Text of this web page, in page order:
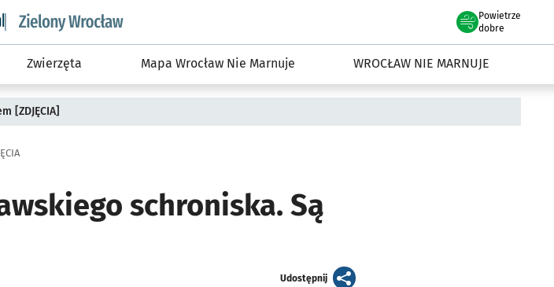
wroclaw.pl podserwis: Środowisko we Wrocławiu
Powietrze
we Wrocławiu
dobre
Zwierzęta Mapa Wrocław Nie Marnuje WROCŁAW NIE MARNUJE
[ZDJĘCIA]
schroniska. Są
Udostępnijartykuł